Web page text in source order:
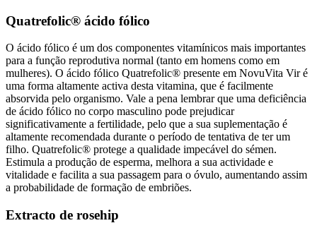
Quatrefolic® ácido fólico
O ácido fólico é um dos componentes vitamínicos mais importantes
para a função reprodutiva normal (tanto em homens como em
mulheres). O ácido fólico Quatrefolic® presente em NovuVita Vir é
uma forma altamente activa desta vitamina, que é facilmente
absorvida pelo organismo. Vale a pena lembrar que uma deficiência
de ácido fólico no corpo masculino pode prejudicar
significativamente a fertilidade, pelo que a sua suplementação é
altamente recomendada durante o período de tentativa de ter um
filho. Quatrefolic® protege a qualidade impecável do sémen.
Estimula a produção de esperma, melhora a sua actividade e
vitalidade e facilita a sua passagem para o óvulo, aumentando assim
a probabilidade de formação de embriões.
Extracto de rosehip